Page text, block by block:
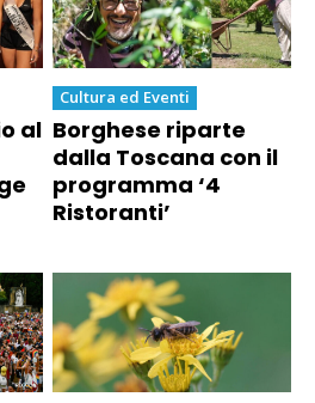
al
Cultura ed Eventi
Borghese riparte
dalla Toscana con il
programma ‘4
Ristoranti’